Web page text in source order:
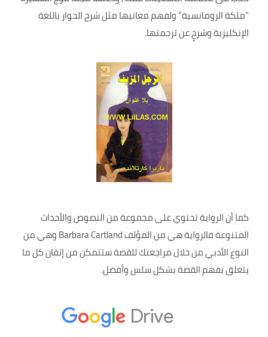
"ملكة الرومانسية" ولفهم معانيها مثل شرح الحوار باللغة
الإنكليزية وشرحٍ عن ترجمتها.
كما أن الرواية تحتوي على مجموعة من النصوص والأحداث
المتنوعة فالرواية هي من المؤلف Barbara Cartland وهي من
النوع الأدبي من خلال مراجعتك للقصة ستتمكن من إتقان كل ما
يتعلق بفهم القصة بشكل سلس وأفضل.